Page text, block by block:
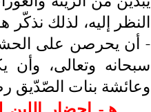
النظر إليه، لذلك نذكّر
- أن يحرصن على
سبحانه وتعالى، وأن
وعائشة بنات الصّدّيق